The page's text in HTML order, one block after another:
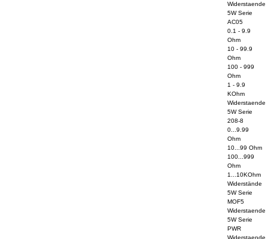
Widerstaende
5W Serie
AC05
0.1 - 9.9
Ohm
10 - 99.9
Ohm
100 - 999
Ohm
1 - 9.9
KOhm
Widerstaende
5W Serie
208-8
0...9.99
Ohm
10...99 Ohm
100...999
Ohm
1...10KOhm
Widerstände
5W Serie
MOF5
Widerstaende
5W Serie
PWR
Widerstaende